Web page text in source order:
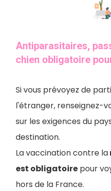
Antiparasitaires,
chien obligatoire
Si vous prévoyez de
l'étranger, renseignez-
sur les exigences du
destination.
La vaccination contre la
est obligatoire pour
hors de la France.